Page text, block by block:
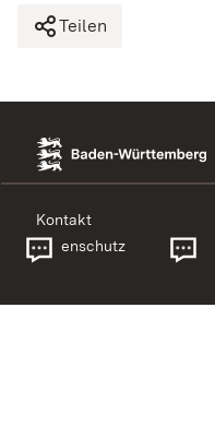
Teilen
Kontakt
Datenschutz